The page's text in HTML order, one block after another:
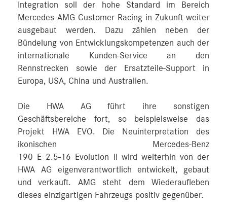
Integration soll der hohe Standard im Bereich
Mercedes‑AMG Customer Racing in Zukunft weiter
ausgebaut werden. Dazu zählen neben der
Bündelung von Entwicklungskompetenzen auch der
internationale Kunden-Service an den
Rennstrecken sowie der Ersatzteile-Support in
Europa, USA, China und Australien.
Die HWA AG führt ihre sonstigen
Geschäftsbereiche fort, so beispielsweise das
Projekt HWA EVO. Die Neuinterpretation des
ikonischen Mercedes‑Benz
190 E 2.5‑16 Evolution II wird weiterhin von der
HWA AG eigenverantwortlich entwickelt, gebaut
und verkauft. AMG steht dem Wiederaufleben
dieses einzigartigen Fahrzeugs positiv gegenüber.